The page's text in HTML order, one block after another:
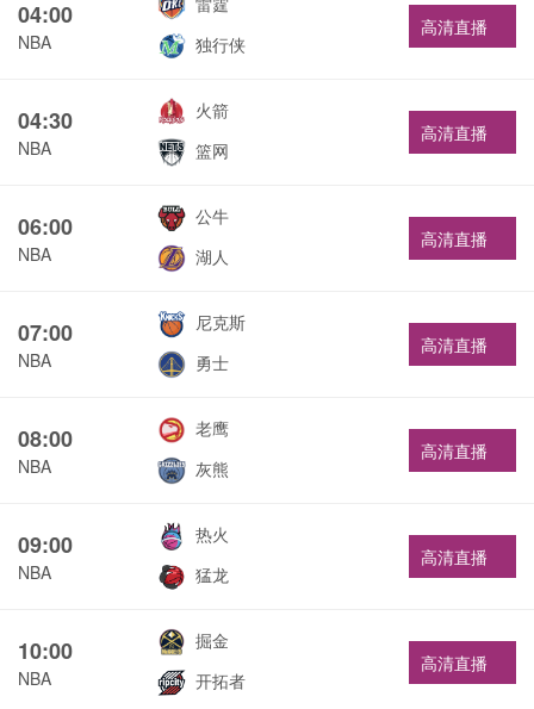
04:00
NBA
独行侠
高清直播
04:30
NBA
火箭
篮网
高清直播
06:00
NBA
公牛
湖人
高清直播
07:00
NBA
尼克斯
勇士
高清直播
08:00
NBA
老鹰
灰熊
高清直播
09:00
NBA
热火
猛龙
高清直播
10:00
NBA
掘金
开拓者
高清直播